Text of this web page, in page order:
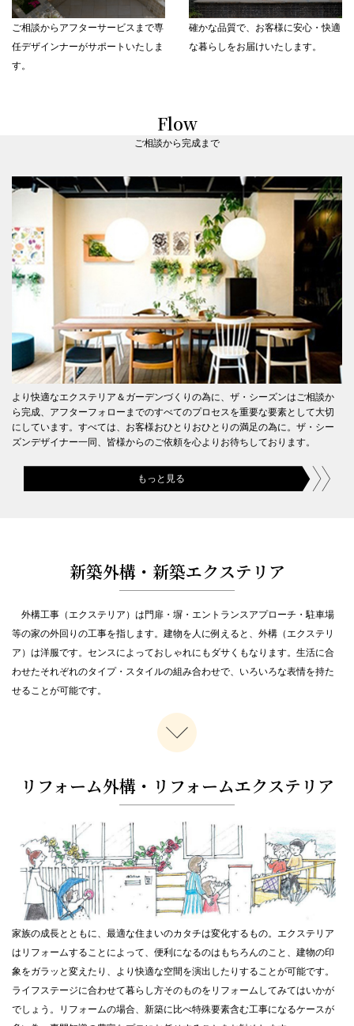
2025.12.1
【12月開催】外構とお庭無料相談会開催のお知らせ（首都圏）
2025.11.24
【重要】弊社の役職員を騙った投資勧誘行為にご注意ください
吉祥寺店 営業時間変更のご案内
2025.9.12
ザ・シーズン大宮店 9/6（土）グランドオープン
2025.9.1
【9月開催】秋のお庭・外構無料相談会（首都圏）
2025.8.18
【無料相談会のお知らせ】8月24日(日) タカショー首都圏ショールームに
て開催
2025.8.1
【8/23（土）・8/24（日）開催】夏の外構＆お庭の無料相談会
各店舗の夏季休業日のお知らせ
【無料相談会のお知らせ】7月19日(土) タカショー首都圏ショールームに
7/20（日）・7/21（月祝）【首都圏】
GOOD LIFE フェア 2025に出展します 9/26（金）〜28（日）
2025.7.4
【中部エリア限定】“おしゃれ”でローメンテナンスなお庭づくりセミナ
ー 7/12（土）
2025.6.26
【首都圏】セミナー＆無料相談会を開催します 6/29（日）
【外構とお庭の無料相談会開催】6/14（土）・6/15（日）、6/21（土）・
ールームにて開催
2025.5.16
「外構とお庭の無料相談会」5/17（土）【タカショーショールーム】
2025.5.2
「外構とお庭の無料相談会」5/10（土）・5/11（日）・5/17（土）・
5/18（日）【首都圏】
【中部エリア限定】春の外構、庭づくり相談会《無料》 5/10（土）～
6/1（日）
ご相談からアフターサービスまで専
任デザインナーがサポートいたしま
す。
確かな品質で、お客様に安心・快適
な暮らしをお届けいたします。
Flow
ご相談から完成まで
より快適なエクステリア＆ガーデンづくりの為に、ザ・シーズンはご相談か
ら完成、アフターフォローまでのすべてのプロセスを重要な要素として大切
にしています。すべては、お客様おひとりおひとりの満足の為に。ザ・シー
ズンデザイナー一同、皆様からのご依頼を心よりお待ちしております。
もっと見る
新築外構・新築エクステリア
外構工事（エクステリア）は門扉・塀・エントランスアプローチ・駐車場
等の家の外回りの工事を指します。建物を人に例えると、外構（エクステリ
ア）は洋服です。センスによっておしゃれにもダサくもなります。生活に合
わせたそれぞれのタイプ・スタイルの組み合わせで、いろいろな表情を持た
せることが可能です。
リフォーム外構・リフォームエクステリア
家族の成長とともに、最適な住まいのカタチは変化するもの。エクステリア
はリフォームすることによって、便利になるのはもちろんのこと、建物の印
象をガラッと変えたり、より快適な空間を演出したりすることが可能です。
ライフステージに合わせて暮らし方そのものをリフォームしてみてはいかが
でしょう。リフォームの場合、新築に比べ特殊要素含む工事になるケースが